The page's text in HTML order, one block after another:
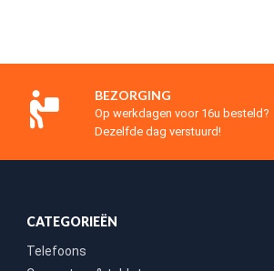
BEZORGING
Op werkdagen voor 16u besteld?
Dezelfde dag verstuurd!
CATEGORIEËN
Telefoons